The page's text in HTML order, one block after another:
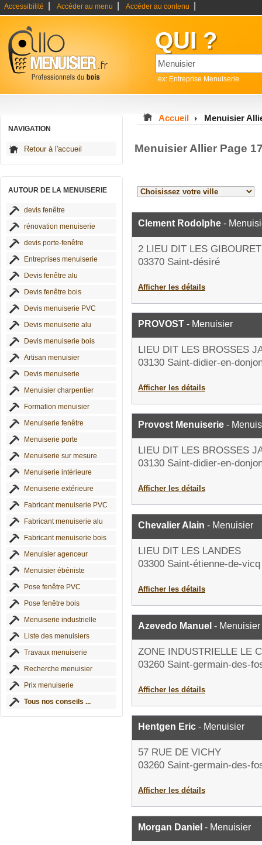
Accessibilité Accéder au menu Accéder au contenu
QUI ?
ex: Entreprise Menuiserie
NAVIGATION
Retour à l'accueil
AUTOUR DE LA MENUISERIE
devis fenêtre
rénovation menuiserie
devis porte-fenêtre
Entreprises menuiserie
Devis fenêtre alu
Devis fenêtre bois
Devis menuiserie PVC
Devis menuiserie alu
Devis menuiserie bois
Artisan menuisier
Devis menuiserie
Menuisier charpentier
Formation menuisier
Menuiserie fenêtre
Menuiserie porte
Menuiserie sur mesure
Menuiserie intérieure
Menuiserie extérieure
Fabricant menuiserie PVC
Fabricant menuiserie alu
Fabricant menuiserie bois
Menuisier agenceur
Menuisier ébéniste
Pose fenêtre PVC
Pose fenêtre bois
Menuiserie industrielle
Liste des menuisiers
Travaux menuiserie
Recherche menuisier
Prix menuiserie
Tous nos conseils ...
Accueil Menuisier
Menuisier Allier Page
Clement Rodolphe -
2 LIEU DIT LES
03370 Saint-désiré
Afficher les détails
PROVOST - Menuisier
LIEU DIT LES BROSSES
03130 Saint-didier-en-
Afficher les détails
Provost Menuiserie -
LIEU DIT LES BROSSES
03130 Saint-didier-en-
Afficher les détails
Chevalier Alain - Menuisier
LIEU DIT LES LANDES
03300 Saint-étienne-de-vicq
Afficher les détails
Azevedo Manuel - Menuisier
ZONE INDUSTRIELLE LE
03260 Saint-germain-des-
Afficher les détails
Hentgen Eric - Menuisier
57 RUE DE VICHY
03260 Saint-germain-des-
Afficher les détails
Morgan Daniel - Menuisier